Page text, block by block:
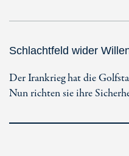
Schlachtfeld wider
Der Irankrieg hat die
Nun richten sie ihre